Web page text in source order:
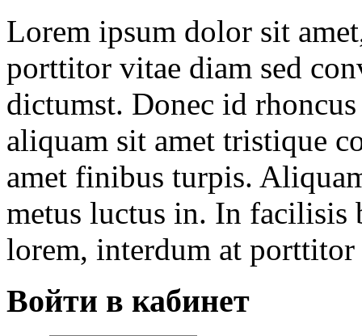
Lorem ipsum dolor sit
porttitor vitae diam sed
dictumst. Donec id
aliquam sit amet tristique
amet finibus turpis.
metus luctus in. In facilisis
lorem, interdum at
Войти в кабинет